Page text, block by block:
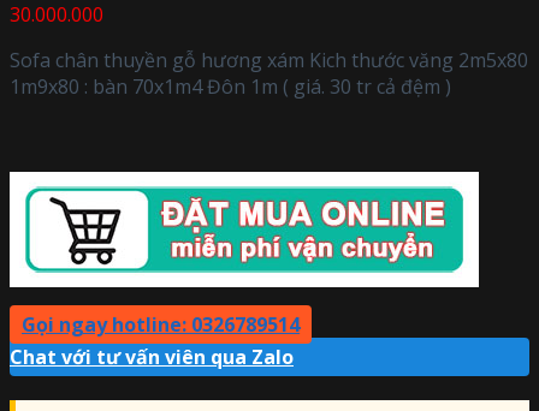
30.000.000
Sofa chân thuyền gỗ hương xám Kich thước văng 2m5x80
1m9x80 : bàn 70x1m4 Đôn 1m ( giá. 30 tr cả đệm )
Gọi ngay hotline: 0326789514
Chat với tư vấn viên qua Zalo